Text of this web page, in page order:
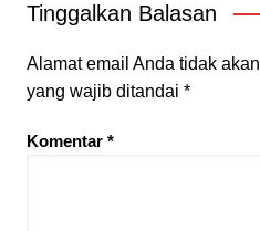
Tinggalkan Balasan
Alamat email Anda tidak
yang wajib ditandai *
Komentar *